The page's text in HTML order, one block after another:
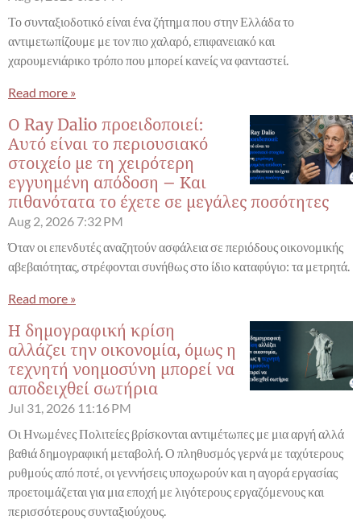
Το συνταξιοδοτικό είναι ένα ζήτημα που στην Ελλάδα το
αντιμετωπίζουμε με τον πιο χαλαρό, επιφανειακό και
χαρουμενιάρικο τρόπο που μπορεί κανείς να φανταστεί.
Read more »
Ο Ray Dalio προειδοποιεί:
Αυτό είναι το περιουσιακό
στοιχείο με τη χειρότερη
εγγυημένη απόδοση – Και
πιθανότατα το έχετε σε μεγάλες ποσότητες
Aug 2, 2026 7:32 PM
Όταν οι επενδυτές αναζητούν ασφάλεια σε περιόδους οικονομικής
αβεβαιότητας, στρέφονται συνήθως στο ίδιο καταφύγιο: τα μετρητά.
Read more »
Η δημογραφική κρίση
αλλάζει την οικονομία, όμως η
τεχνητή νοημοσύνη μπορεί να
αποδειχθεί σωτήρια
Jul 31, 2026 11:16 PM
Οι Ηνωμένες Πολιτείες βρίσκονται αντιμέτωπες με μια αργή αλλά
βαθιά δημογραφική μεταβολή. Ο πληθυσμός γερνά με ταχύτερους
ρυθμούς από ποτέ, οι γεννήσεις υποχωρούν και η αγορά εργασίας
προετοιμάζεται για μια εποχή με λιγότερους εργαζόμενους και
περισσότερους συνταξιούχους.